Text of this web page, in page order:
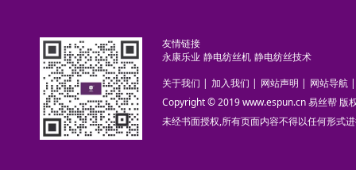
友情链接
永康乐业 静电纺丝机 静电纺丝技术
关于我们 | 加入我们 | 网站声明 | 网站导航 |
Copyright © 2019 www.espun.cn 易丝帮 版
未经书面授权,所有页面内容不得以任何形式